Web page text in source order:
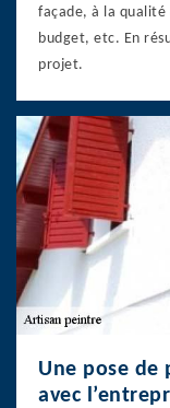
façade, à la
budget, etc. En
projet.
Une pose
avec